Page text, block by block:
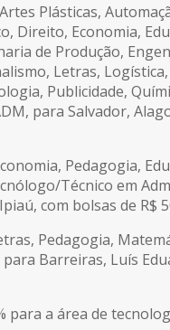
Plásticas,
Economia,
de Produção,
Letras,
Publicidade,
para Salvador,
Pedagogia,
Técnico em
com bolsas de R$
Pedagogia,
Barreiras, Luís
a área de